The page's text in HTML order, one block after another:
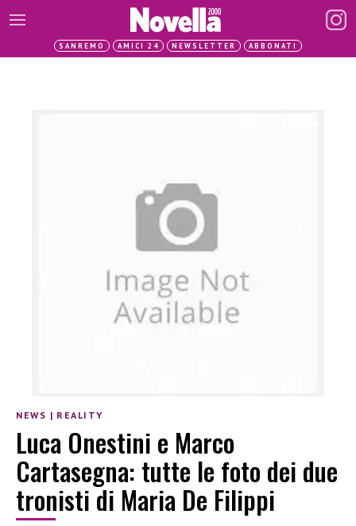
SANREMO AMICI 24 NEWSLETTER ABBONATI
NEWS | REALITY
Luca Onestini e Marco
Cartasegna: tutte le foto dei due
tronisti di Maria De Filippi